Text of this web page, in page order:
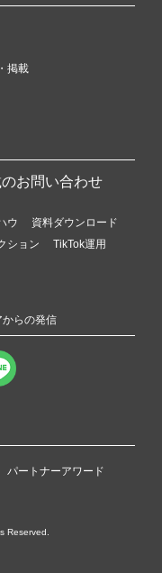
掲載
お問い合わせ
ウ
資料ダウンロード
ション
TikTok運用
らの発信
パートナーアワード
Reserved.